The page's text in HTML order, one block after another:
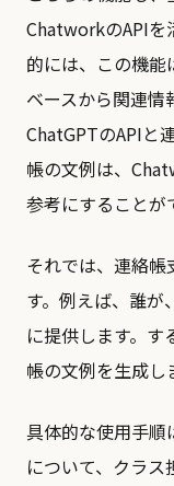
ChatworkのAPIを
的には、この機
ベースから関連情
ChatGPTのAPIと
帳の文例は、
参考にすることが
それでは、連絡帳
す。例えば、誰が
に提供します。
帳の文例を生成し
具体的な使用手順
について、クラ